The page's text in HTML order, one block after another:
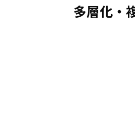
多層化・